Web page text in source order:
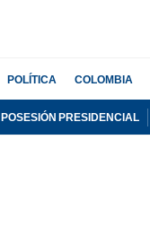
POLÍTICA COLOMBIA
POSESIÓN PRESIDENCIAL